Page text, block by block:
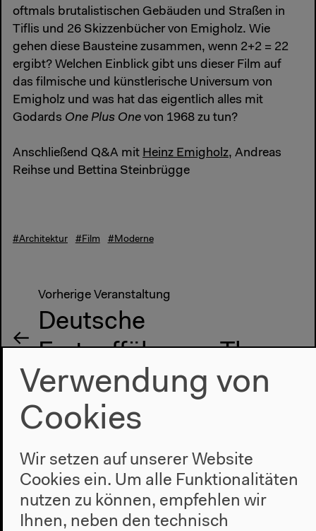
oftmals brutalistischen Gebäuden und Straßen in
Tiflis und 26 Skizzenbücher von Emigholz. Wie
gehen diese Bausteine zusammen, wenn 2+2 = 22
ergibt? Welchen Einblick gibt uns dieser Film auf
das filmische und künstlerische Universum von
Emigholz und was hat das eigentlich alles mit
Godards One Plus One von 1968 zu tun?
Anschließend Q&A mit Heinz Emigholz, Andreas
Reihse und Bettina Steinbrügge
#Architektur #Film #Moderne
Vorherige Veranstaltung
Deutsche
Erstaufführung: The
Lobby
Uraufführung: Berlin
[Underground]
Verwendung von
Cookies
Wir setzen auf unserer Website
Cookies ein. Um alle Funktionalitäten
nutzen zu können, empfehlen wir
Ihnen, neben den technisch